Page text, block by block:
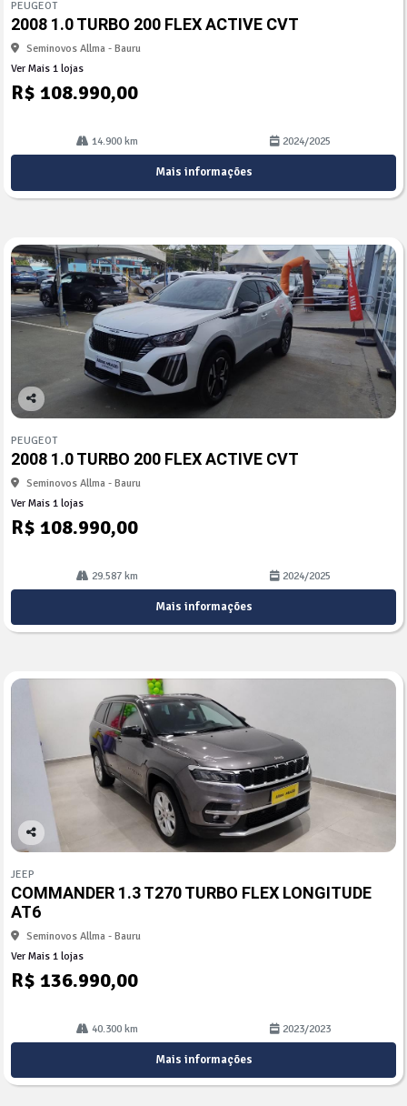
arti
lhe
PEUGEOT
2008 1.0 TURBO 200 FLEX ACTIVE CVT
Seminovos Allma - Bauru
Ver Mais 1 lojas
R$ 108.990,00
14.900 km 2024/2025
Mais informações
Co
arti
lhe
PEUGEOT
2008 1.0 TURBO 200 FLEX ACTIVE CVT
Seminovos Allma - Bauru
Ver Mais 1 lojas
R$ 108.990,00
29.587 km 2024/2025
Mais informações
Co
arti
lhe
JEEP
COMMANDER 1.3 T270 TURBO FLEX LONGITUDE
AT6
Seminovos Allma - Bauru
Ver Mais 1 lojas
R$ 136.990,00
40.300 km 2023/2023
Mais informações